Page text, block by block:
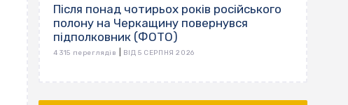
Після понад чотирьох років російського
полону на Черкащину повернувся
підполковник (ФОТО)
4 315 переглядів ВІД 5 СЕРПНЯ 2026